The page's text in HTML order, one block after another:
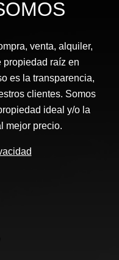
venta, alquiler,
propiedad raíz en
es la transparencia,
clientes. Somos
ideal y/o la
mejor precio.